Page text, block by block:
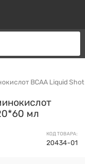
BCAA Liquid
мл
КОД ТОВАРА:
20434-01